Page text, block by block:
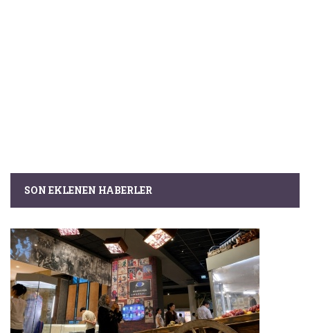
SON EKLENEN HABERLER